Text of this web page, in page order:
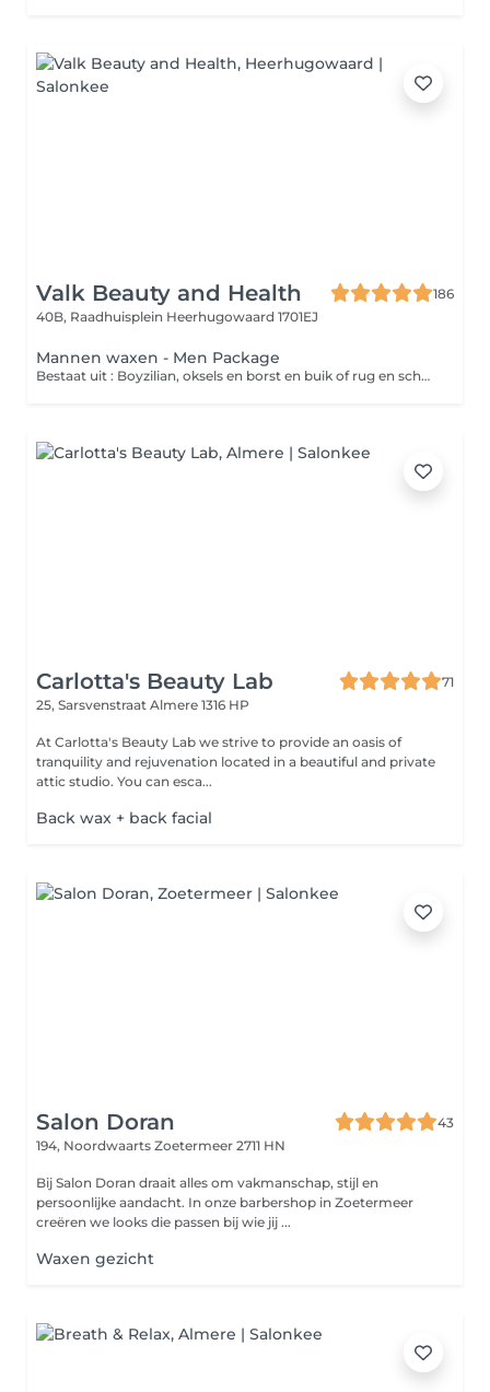
Valk Beauty and Health
186
40B, Raadhuisplein Heerhugowaard 1701EJ
Mannen waxen - Men Package
Bestaat uit : Boyzilian, oksels en borst en buik of rug en schouders.
Carlotta's Beauty Lab
71
25, Sarsvenstraat Almere 1316 HP
At Carlotta's Beauty Lab we strive to provide an oasis of
tranquility and rejuvenation located in a beautiful and private
attic studio. You can esca...
Back wax + back facial
Salon Doran
43
194, Noordwaarts Zoetermeer 2711 HN
Bij Salon Doran draait alles om vakmanschap, stijl en
persoonlijke aandacht. In onze barbershop in Zoetermeer
creëren we looks die passen bij wie jij ...
Waxen gezicht